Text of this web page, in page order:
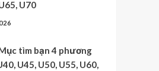
U70
tìm bạn 4 phương
U45, U50, U55, U60,